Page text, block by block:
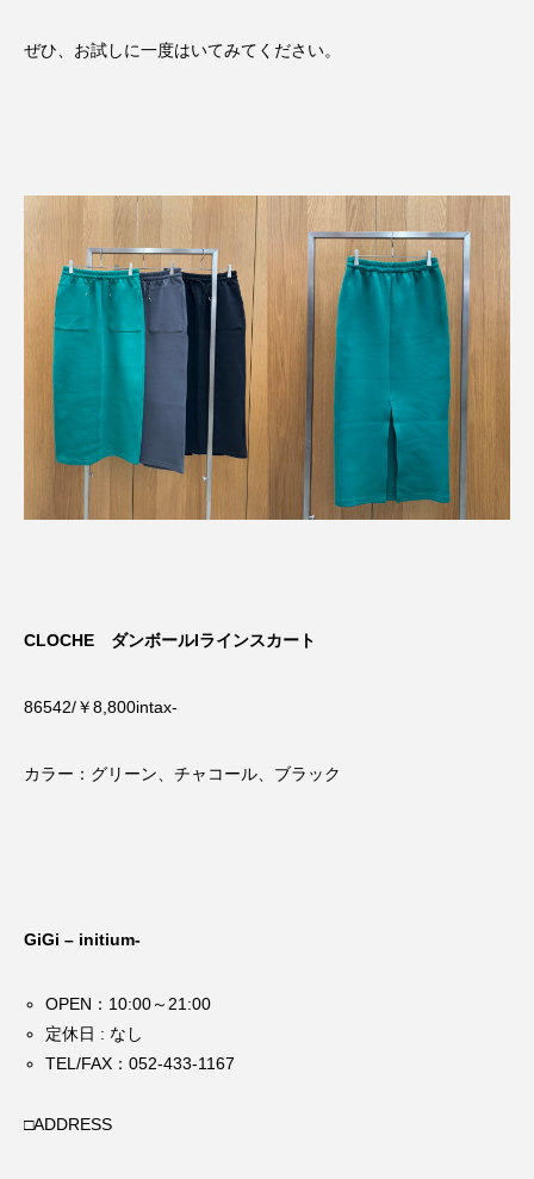
ぜひ、お試しに一度はいてみてください。
CLOCHE ダンボールIラインスカート
86542/￥8,800intax-
カラー：グリーン、チャコール、ブラック
GiGi – initium-
OPEN：10:00～21:00
定休日 : なし
TEL/FAX：052-433-1167
□ADDRESS